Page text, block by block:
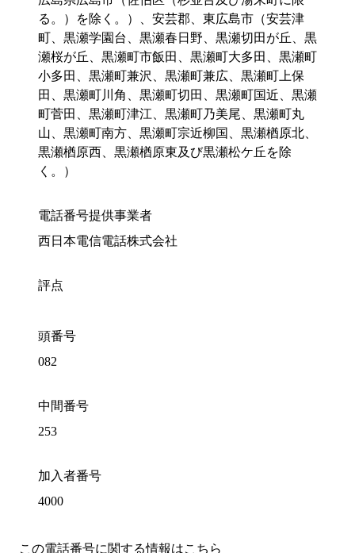
る。）を除く。）、安芸郡、東広島市（安芸津
町、黒瀬学園台、黒瀬春日野、黒瀬切田が丘、黒
瀬桜が丘、黒瀬町市飯田、黒瀬町大多田、黒瀬町
小多田、黒瀬町兼沢、黒瀬町兼広、黒瀬町上保
田、黒瀬町川角、黒瀬町切田、黒瀬町国近、黒瀬
町菅田、黒瀬町津江、黒瀬町乃美尾、黒瀬町丸
山、黒瀬町南方、黒瀬町宗近柳国、黒瀬楢原北、
黒瀬楢原西、黒瀬楢原東及び黒瀬松ケ丘を除
く。）
電話番号提供事業者
西日本電信電話株式会社
評点
頭番号
082
中間番号
253
加入者番号
4000
この電話番号に関する情報はこちら